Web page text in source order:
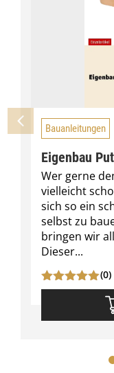
Bauanleitungen
Eigenbau
Wer gerne
vielleicht
sich so ein
selbst zu
bringen wir
Dieser...
(0)